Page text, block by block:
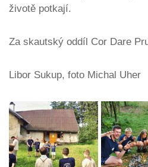
životě potkají.
Za skautský oddíl Cor Dare
Libor Sukup, foto Michal Uher